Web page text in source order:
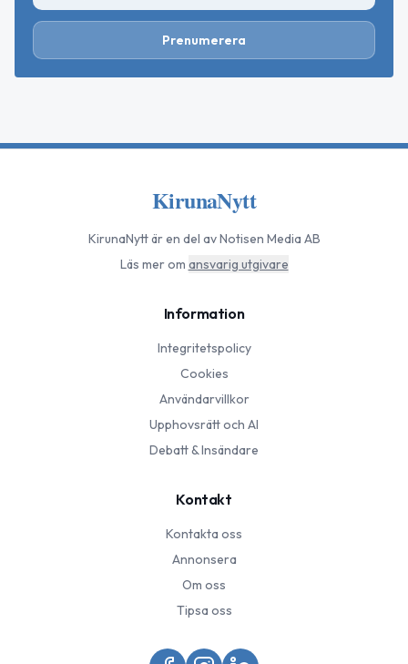
Prenumerera
KirunaNytt
KirunaNyttär en del av Notisen Media AB
Läs mer om ansvarig utgivare
Information
Integritetspolicy
Cookies
Användarvillkor
Upphovsrätt och AI
Debatt & Insändare
Kontakt
Kontakta oss
Annonsera
Om oss
Tipsa oss